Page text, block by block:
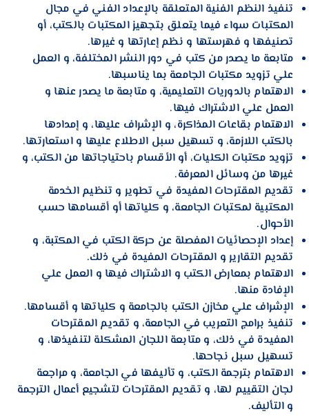
تنفيذ النظم الفنية المتعلقة بالإعداد الفني في مجال
المكتبات سواء فيما يتعلق بتجهيز المكتبات بالكتب، أو
تصنيفها و فهرستها و نظم إعارتها و غيرها.
متابعة ما يصدر من كتب في دور النشر المختلفة، و العمل
علي تزويد مكتبات الجامعة بما يناسبها.
الاهتمام بالدوريات التعليمية، و متابعة ما يصدر عنها و
العمل علي الاشتراك فيها.
الاهتمام بقاعات المذاكرة، و الإشراف عليها، و إمدادها
بالكتب اللازمة، و تسهيل سبل الاطلاع عليها و استعارتها.
تزويد مكتبات الكليات، أو الأقسام باحتياجاتها من الكتب، و
غيرها من وسائل المعرفة.
تقديم المقترحات المفيدة في تطوير و تنظيم الخدمة
المكتبية لمكتبات الجامعة، و كلياتها أو أقسامها حسب
الأحوال.
إعداد الإحصائيات المفصلة عن حركة الكتب في المكتبة، و
تقديم التقارير و المقترحات المفيدة في ذلك.
الاهتمام بمعارض الكتب و الاشتراك فيها و العمل علي
الإفادة منها.
الإشراف علي مخازن الكتب بالجامعة و كلياتها و أقسامها.
تنفيذ برامج التعريب في الجامعة، و تقديم المقترحات
المفيدة في ذلك، و متابعة اللجان المشكلة لتنفيذها، و
تسهيل سبل نجاحها.
الاهتمام بترجمة الكتب، و تأليفها في الجامعة، و مراجعة
لجان التقييم لها، و تقديم المقترحات لتشجيع أعمال الترجمة
و التأليف.